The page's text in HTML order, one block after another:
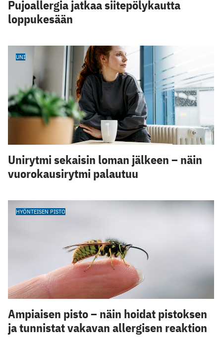
Pujoallergia jatkaa siitepölykautta
loppukesään
UNI
Unirytmi sekaisin loman jälkeen – näin
vuorokausirytmi palautuu
HYÖNTEISEN PISTO
Ampiaisen pisto – näin hoidat pistoksen
ja tunnistat vakavan allergisen reaktion